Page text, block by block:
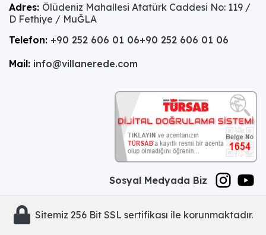
Adres: Ölüdeniz Mahallesi Atatürk Caddesi No: 119 /
D Fethiye / MuĞLA
Telefon: +90 252 606 01 06+90 252 606 01 06
Mail: info@villanerede.com
Sosyal Medyada Biz
Sitemiz 256 Bit SSL sertifikası ile korunmaktadır.